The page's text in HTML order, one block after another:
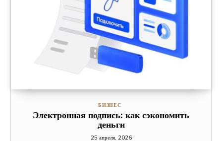
БИЗНЕС
Электронная подпись: как сэкономить
деньги
25 апреля, 2026